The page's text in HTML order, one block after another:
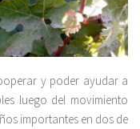
y poder ayudar a
luego del movimiento
importantes en dos de